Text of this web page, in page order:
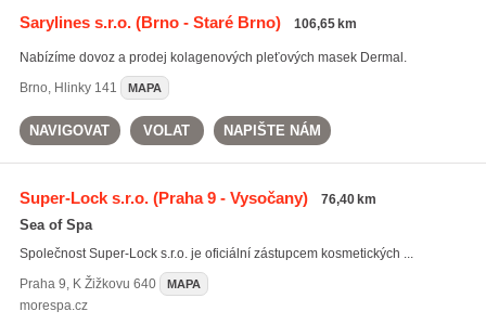
Sarylines s.r.o.(Brno - Staré Brno) 106,65 km
Nabízíme dovoz a prodej kolagenových pleťových masek Dermal.
Brno, Hlinky 141 MAPA
NAVIGOVAT VOLAT NAPIŠTE NÁM
Super-Lock s.r.o.(Praha 9 - Vysočany) 76,40 km
Sea of Spa
Společnost Super-Lock s.r.o. je oficiální zástupcem kosmetických ...
Praha 9, K Žižkovu 640 MAPA
morespa.cz